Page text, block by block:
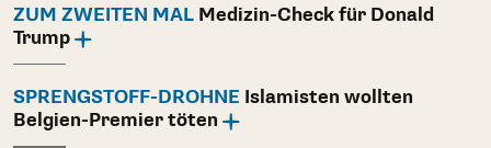
ZUM ZWEITEN MAL Medizin-Check für Donald
Trump
SPRENGSTOFF-DROHNE Islamisten wollten
Belgien-Premier töten